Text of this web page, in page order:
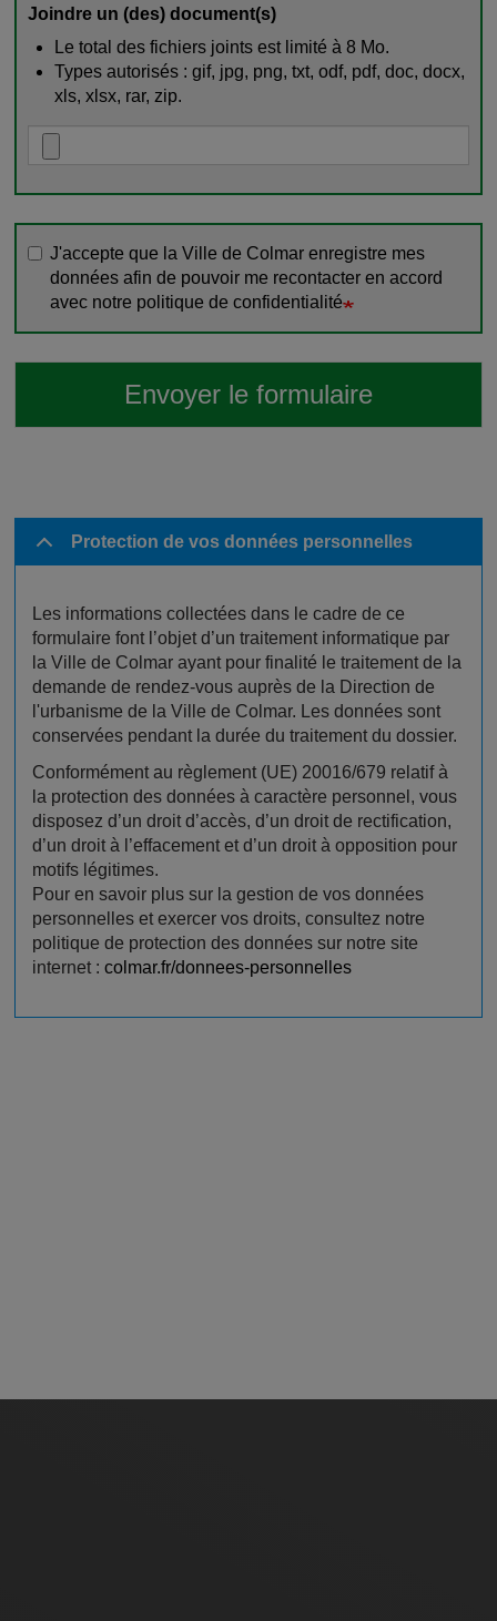
Joindre un (des) document(s)
Le total des fichiers joints est limité à 8 Mo.
Types autorisés : gif, jpg, png, txt, odf, pdf, doc, docx,
xls, xlsx, rar, zip.
J'accepte que la Ville de Colmar enregistre mes
données afin de pouvoir me recontacter en accord
avec notre politique de confidentialité
Envoyer le formulaire
Protection de vos données personnelles
Les informations collectées dans le cadre de ce
formulaire font l’objet d’un traitement informatique par
la Ville de Colmar ayant pour finalité le traitement de la
demande de rendez-vous auprès de la Direction de
l'urbanisme de la Ville de Colmar. Les données sont
conservées pendant la durée du traitement du dossier.
Conformément au règlement (UE) 20016/679 relatif à
la protection des données à caractère personnel, vous
disposez d’un droit d’accès, d’un droit de rectification,
d’un droit à l’effacement et d’un droit à opposition pour
motifs légitimes.
Pour en savoir plus sur la gestion de vos données
personnelles et exercer vos droits, consultez notre
politique de protection des données sur notre site
internet : colmar.fr/donnees-personnelles